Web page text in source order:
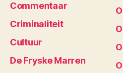
Commentaar
Criminaliteit
Cultuur
De Fryske Marren